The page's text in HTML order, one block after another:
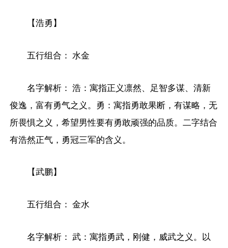
【浩勇】
五行组合： 水金
名字解析： 浩：寓指正义凛然、足智多谋、清新
俊逸，富有勇气之义。勇：寓指勇敢果断，有谋略，无
所畏惧之义，希望男性要有勇敢顽强的品质。二字结合
有浩然正气，勇冠三军的含义。
【武鹏】
五行组合： 金水
名字解析： 武：寓指勇武，刚健，威武之义。以